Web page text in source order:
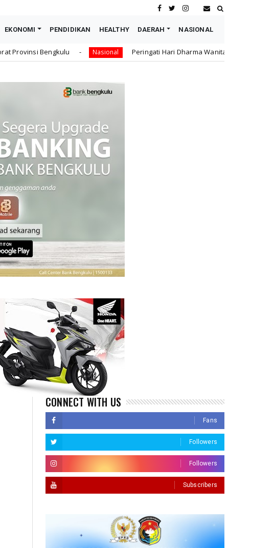
EKONOMI PENDIDIKAN HEALTHY DAERAH NASIONAL
Nasional Peringati Hari Dharma Wanita Nasional 2026, Senator Leni John
CONNECT WITH US
Fans
Followers
Followers
Subscribers